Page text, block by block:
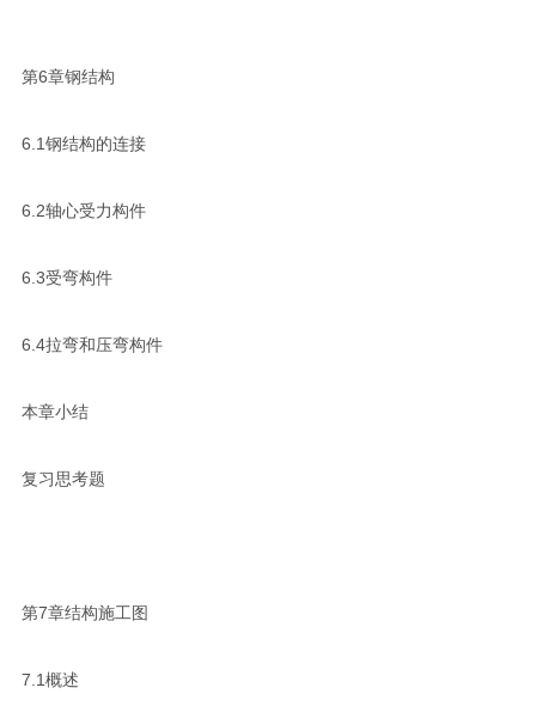
第6章钢结构
6.1钢结构的连接
6.2轴心受力构件
6.3受弯构件
6.4拉弯和压弯构件
本章小结
复习思考题
第7章结构施工图
7.1概述